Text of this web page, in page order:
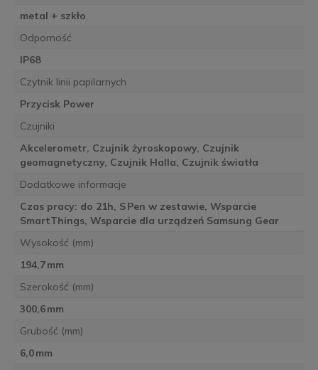
metal + szkło
Odporność
IP68
Czytnik linii papilarnych
Przycisk Power
Czujniki
Akcelerometr, Czujnik żyroskopowy, Czujnik
geomagnetyczny, Czujnik Halla, Czujnik światła
Dodatkowe informacje
Czas pracy: do 21h, S Pen w zestawie, Wsparcie
SmartThings, Wsparcie dla urządzeń Samsung Gear
Wysokość (mm)
194,7 mm
Szerokość (mm)
300,6 mm
Grubość (mm)
6,0 mm